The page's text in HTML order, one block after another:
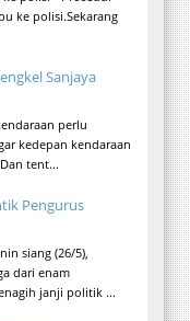
ke polisi.Sekarang
Sanjaya
perlu
kedepan kendaraan
tent...
Pengurus
siang (26/5),
dari enam
janji politik ...